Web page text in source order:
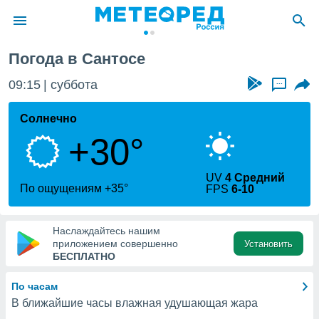
о
Вы можете
к этому
доступ
Погода в Сантосе
09:15 суббота ...
Солнечно
+30°
По ощущениям +35°
UV4 Средний
FPS6-10
Наслаждайтесь нашим
приложением совершенно
БЕСПЛАТНО
Установить
По часам
В ближайшие часы влажная удушающая жара